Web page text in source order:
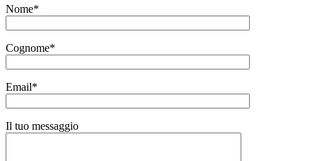
Nome*
Cognome*
Email*
Il tuo messaggio